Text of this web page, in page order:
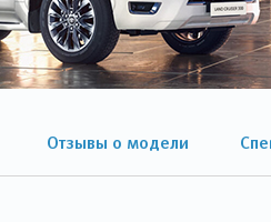
Отзывы о модели